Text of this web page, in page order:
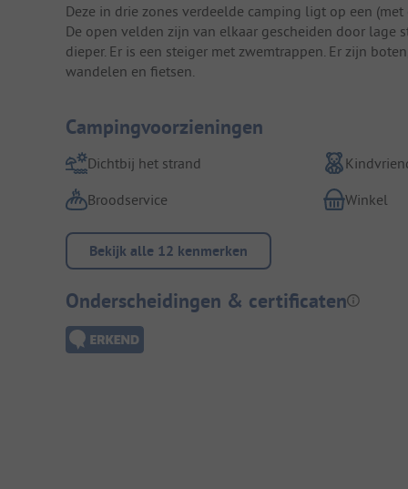
Deze in drie zones verdeelde camping ligt op een
De open velden zijn van elkaar gescheiden door lage
dieper. Er is een steiger met zwemtrappen. Er zijn
wandelen en fietsen.
Campingvoorzieningen
Dichtbij het strand
Broodservice
Winkel
Bekijk alle 12 kenmerken
Onderscheidingen & certificaten